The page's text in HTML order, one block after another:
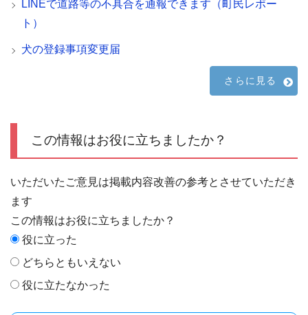
LINEで道路等の不具合を通報できます（町民レポー
ト）
犬の登録事項変更届
さらに見る
この情報はお役に立ちましたか？
いただいたご意見は掲載内容改善の参考とさせていただき
ます
この情報はお役に立ちましたか？
役に立った
どちらともいえない
役に立たなかった